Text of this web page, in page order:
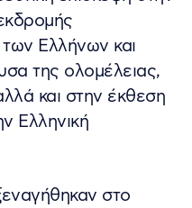
Ελλήνων και
της ολομέλειας,
και στην έκθεση
Ελληνική
στο